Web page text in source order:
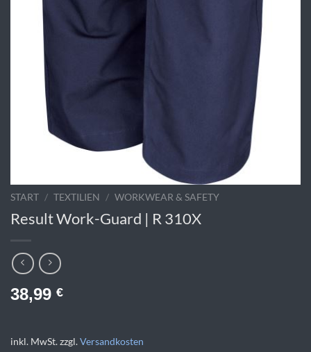
START / TEXTILIEN / WORKWEAR & SAFETY
Result Work-Guard | R 310X
38,99 €
inkl. MwSt.zzgl.Versandkosten